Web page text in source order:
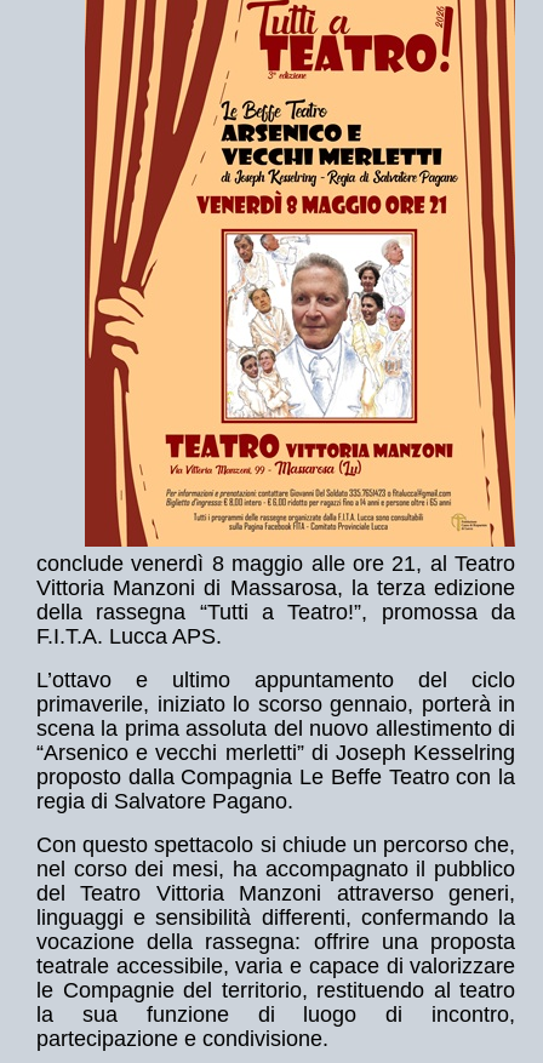
conclude venerdì 8 maggio alle ore 21, al Teatro
Vittoria Manzoni di Massarosa, la terza edizione
della rassegna “Tutti a Teatro!”, promossa da
F.I.T.A. Lucca APS.
L’ottavo e ultimo appuntamento del ciclo
primaverile, iniziato lo scorso gennaio, porterà in
scena la prima assoluta del nuovo allestimento di
“Arsenico e vecchi merletti” di Joseph Kesselring
proposto dalla Compagnia Le Beffe Teatro con la
regia di Salvatore Pagano.
Con questo spettacolo si chiude un percorso che,
nel corso dei mesi, ha accompagnato il pubblico
del Teatro Vittoria Manzoni attraverso generi,
linguaggi e sensibilità differenti, confermando la
vocazione della rassegna: offrire una proposta
teatrale accessibile, varia e capace di valorizzare
le Compagnie del territorio, restituendo al teatro
la sua funzione di luogo di incontro,
partecipazione e condivisione.